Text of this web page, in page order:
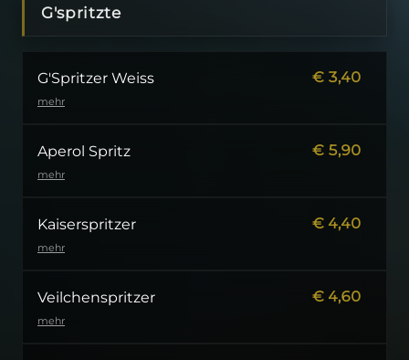
G'spritzte
G'Spritzer Weiss € 3,40
mehr
Aperol Spritz € 5,90
mehr
Kaiserspritzer € 4,40
mehr
Veilchenspritzer € 4,60
mehr